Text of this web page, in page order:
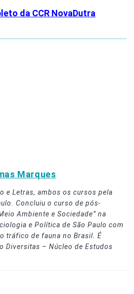
da CCR NovaDutra
Marques
e Letras, ambos os cursos pela
Concluiu o curso de pós-
Ambiente e Sociedade” na
e Política de São Paulo com
tráfico de fauna no Brasil. É
Diversitas – Núcleo de Estudos